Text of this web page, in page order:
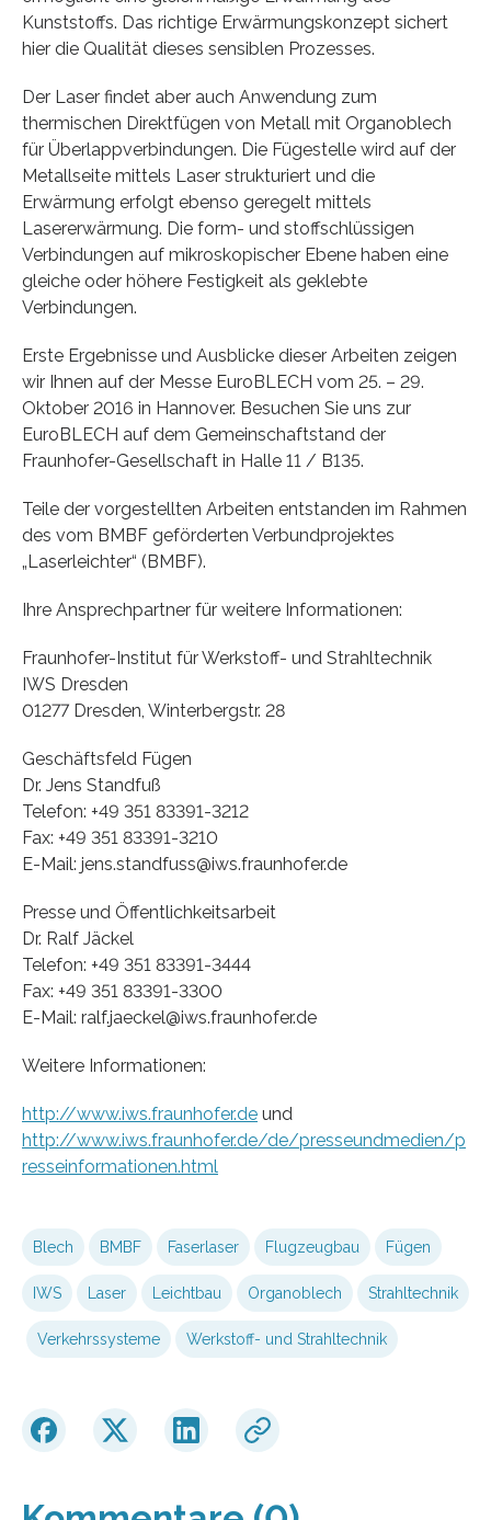
Kunststoffs. Das richtige Erwärmungskonzept sichert
hier die Qualität dieses sensiblen Prozesses.
Der Laser findet aber auch Anwendung zum
thermischen Direktfügen von Metall mit Organoblech
für Überlappverbindungen. Die Fügestelle wird auf der
Metallseite mittels Laser strukturiert und die
Erwärmung erfolgt ebenso geregelt mittels
Lasererwärmung. Die form- und stoffschlüssigen
Verbindungen auf mikroskopischer Ebene haben eine
gleiche oder höhere Festigkeit als geklebte
Verbindungen.
Erste Ergebnisse und Ausblicke dieser Arbeiten zeigen
wir Ihnen auf der Messe EuroBLECH vom 25. – 29.
Oktober 2016 in Hannover. Besuchen Sie uns zur
EuroBLECH auf dem Gemeinschaftstand der
Fraunhofer-Gesellschaft in Halle 11 / B135.
Teile der vorgestellten Arbeiten entstanden im Rahmen
des vom BMBF geförderten Verbundprojektes
„Laserleichter“ (BMBF).
Ihre Ansprechpartner für weitere Informationen:
Fraunhofer-Institut für Werkstoff- und Strahltechnik
IWS Dresden
01277 Dresden, Winterbergstr. 28
Geschäftsfeld Fügen
Dr. Jens Standfuß
Telefon: +49 351 83391-3212
Fax: +49 351 83391-3210
E-Mail: jens.standfuss@iws.fraunhofer.de
Presse und Öffentlichkeitsarbeit
Dr. Ralf Jäckel
Telefon: +49 351 83391-3444
Fax: +49 351 83391-3300
E-Mail: ralf.jaeckel@iws.fraunhofer.de
Weitere Informationen:
http://www.iws.fraunhofer.de und
http://www.iws.fraunhofer.de/de/presseundmedien/p
resseinformationen.html
Blech BMBF Faserlaser Flugzeugbau Fügen
IWS Laser Leichtbau Organoblech Strahltechnik
Verkehrssysteme Werkstoff- und Strahltechnik